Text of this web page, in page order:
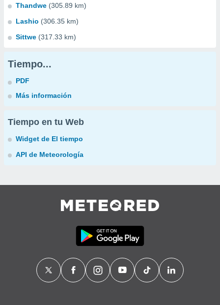
Thandwe (305.89 km)
Lashio (306.35 km)
Sittwe (317.33 km)
Tiempo...
PDF
Más información
Tiempo en tu Web
Widget de El tiempo
API de Meteorología